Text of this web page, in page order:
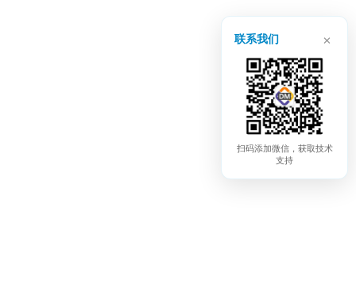
联系我们 ×
扫码添加微信，获取技术
支持